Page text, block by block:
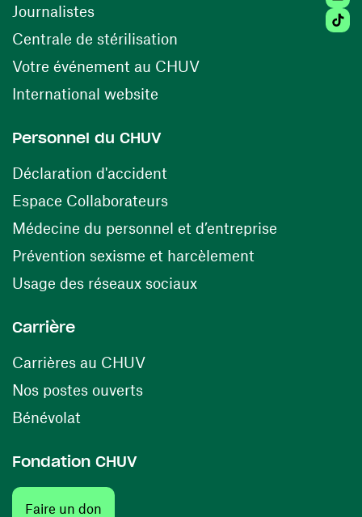
Journalistes
Centrale de stérilisation (ouvre une nouvelle
Votre événement au CHUV(ouvre une nouvelle
International website
Personnel du CHUV
Déclaration d'accident
Espace Collaborateurs(ouvre une nouvelle fenêtre)
Médecine du personnel et d’entreprise
Prévention sexisme et harcèlement
Usage des réseaux sociaux(ouvre une nouvelle
Carrière
Carrières au CHUV(ouvre une nouvelle fenêtre)
Nos postes ouverts(ouvre une nouvelle fenêtre)
Bénévolat
Fondation CHUV
Faire un don